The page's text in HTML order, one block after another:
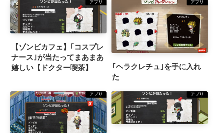
アプリ
【ゾンビカフェ】｢コスプレ
ナース｣が当たってまあまあ
嬉しい【ドクター喫茶】
アプリ
｢ヘラクレチュ｣を手に入れ
た
アプリ アプリ